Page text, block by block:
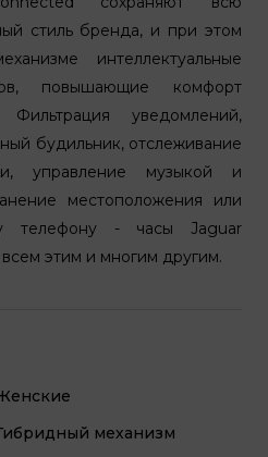
стиль бренда, и при этом
интеллектуальные
повышающие комфорт
уведомлений,
будильник, отслеживание
управление музыкой и
местоположения или
телефону - часы Jaguar
этим и многим другим.
механизм